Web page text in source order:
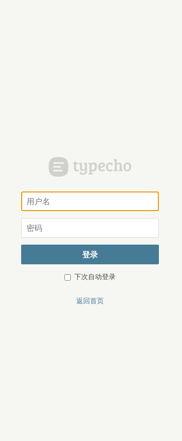
用
户
名
密
登录
下次自动登录
返回首页